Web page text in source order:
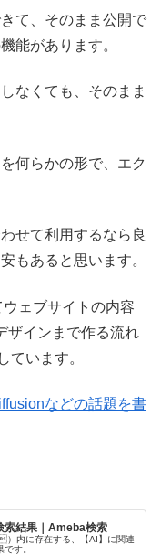
て、そのまま公開で
能があります。
なくても、そのまま
何らかの形で、エク
せて利用するなら良
もあると思います。
ェブサイトの内容
ザインまで作る流れ
ています。
などの話題を書
索結果｜Ameba検索
）内に存在する、【AI】に関連
す。